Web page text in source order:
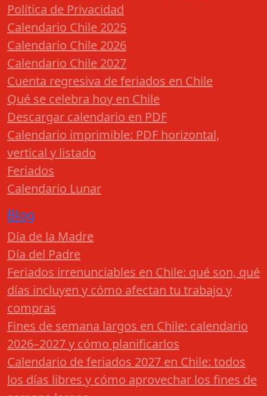
Política de Privacidad
Calendario Chile 2025
Calendario Chile 2026
Calendario Chile 2027
Cuenta regresiva de feriados en Chile
Qué se celebra hoy en Chile
Descargar calendario en PDF
Calendario imprimible: PDF horizontal,
vertical y listado
Feriados
Calendario Lunar
Blog
Día de la Madre
Día del Padre
Feriados irrenunciables en Chile: qué son, qué
días incluyen y cómo afectan tu trabajo y
compras
Fines de semana largos en Chile: calendario
2026–2027 y cómo planificarlos
Calendario de feriados 2027 en Chile: todos
los días libres y cómo aprovechar los fines de